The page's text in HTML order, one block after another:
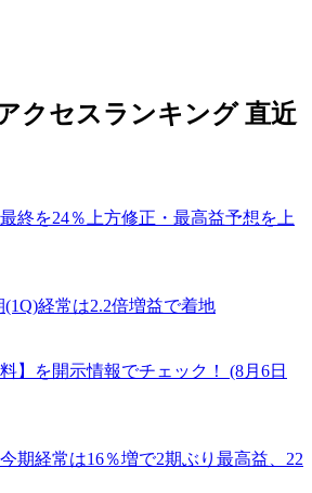
クセスランキング 直近
終を24％上方修正・最高益予想を上
経常は2.2倍増益で着地
】を開示情報でチェック！ (8月6日
期経常は16％増で2期ぶり最高益、22